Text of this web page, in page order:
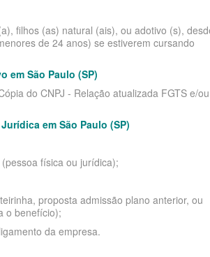
filhos (as) natural (ais), ou adotivo (s),
de 24 anos) se estiverem cursando
em São Paulo (SP)
do CNPJ - Relação atualizada FGTS e/ou
em São Paulo (SP)
física ou jurídica);
proposta admissão plano anterior, ou
o benefício);
da empresa.